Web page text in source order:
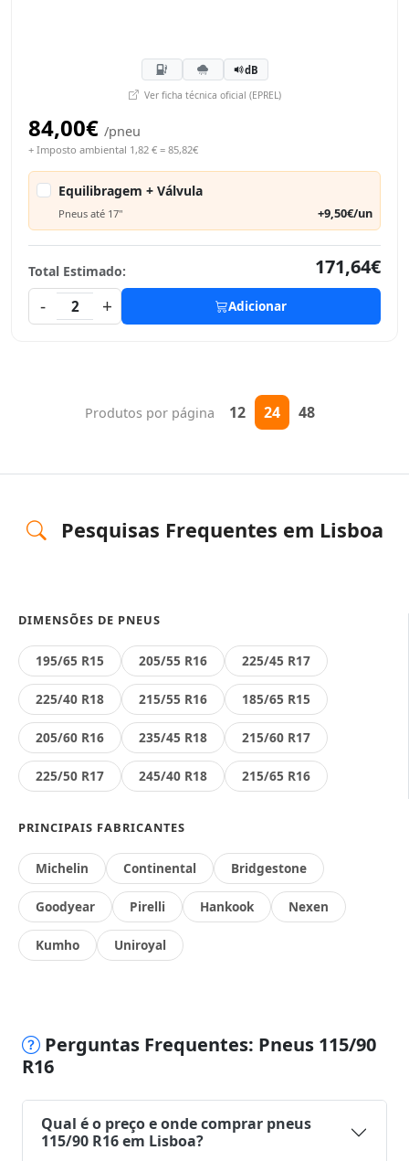
dB
Ver ficha técnica oficial (EPREL)
84,00€ /pneu
+ Imposto ambiental 1,82 € = 85,82€
Equilibragem + Válvula
Pneus até 17" +9,50€/un
Total Estimado:
171,64€
-
2 + Adicionar
Produtos por página 12 24 48
Pesquisas Frequentes em Lisboa
DIMENSÕES DE PNEUS
195/65 R15 205/55 R16 225/45 R17
225/40 R18 215/55 R16 185/65 R15
205/60 R16 235/45 R18 215/60 R17
225/50 R17 245/40 R18 215/65 R16
PRINCIPAIS FABRICANTES
Michelin Continental Bridgestone
Goodyear Pirelli Hankook Nexen
Kumho Uniroyal
Perguntas Frequentes: Pneus 115/90
R16
Qual é o preço e onde comprar pneus
115/90 R16 em Lisboa?